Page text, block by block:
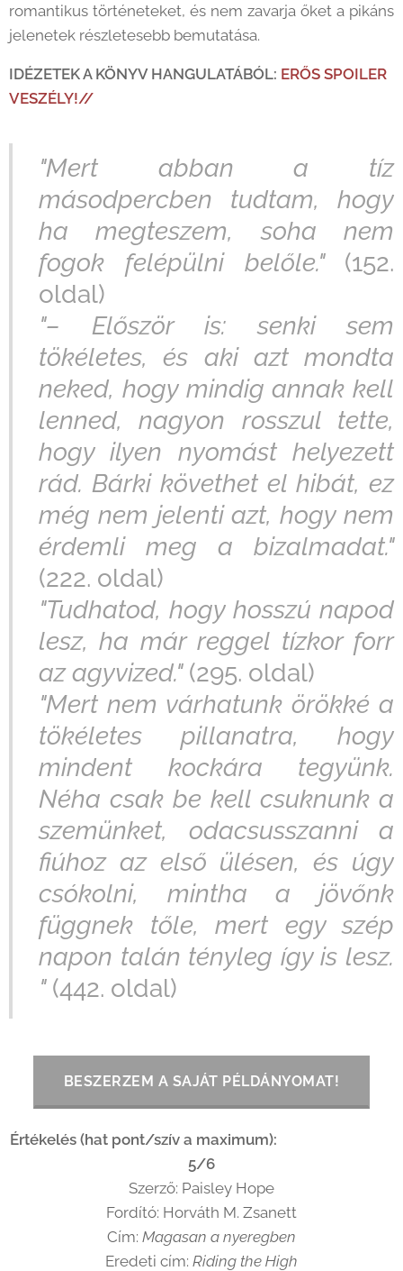
romantikus történeteket, és nem zavarja őket a pikáns
jelenetek részletesebb bemutatása.
IDÉZETEK A KÖNYV HANGULATÁBÓL: ERŐS SPOILER
VESZÉLY!//
"Mert abban a tíz
másodpercben tudtam, hogy
ha megteszem, soha nem
fogok felépülni belőle." (152.
oldal)
"– Először is: senki sem
tökéletes, és aki azt mondta
neked, hogy mindig annak kell
lenned, nagyon rosszul tette,
hogy ilyen nyomást helyezett
rád. Bárki követhet el hibát, ez
még nem jelenti azt, hogy nem
érdemli meg a bizalmadat."
(222. oldal)
"Tudhatod, hogy hosszú napod
lesz, ha már reggel tízkor forr
az agyvized."(295. oldal)
"Mert nem várhatunk örökké a
tökéletes pillanatra, hogy
mindent kockára tegyünk.
Néha csak be kell csuknunk a
szemünket, odacsusszanni a
fiúhoz az első ülésen, és úgy
csókolni, mintha a jövőnk
függnek tőle, mert egy szép
napon talán tényleg így is lesz.
"(442. oldal)
BESZERZEM A SAJÁT PÉLDÁNYOMAT!
Értékelés (hat pont/szív a maximum): 💛💛💛💛💛
5/6
Szerző: Paisley Hope
Fordító: Horváth M. Zsanett
Cím: Magasan a nyeregben
Eredeti cím: Riding the High